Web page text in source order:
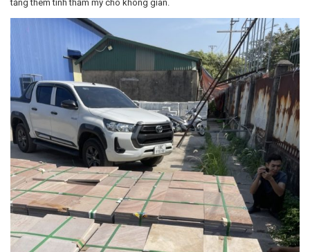
tăng thêm tính thẩm mỹ cho không gian.